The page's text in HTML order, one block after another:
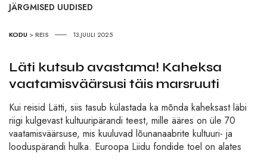
JÄRGMISED UUDISED
KODU >REIS 13.JUULI 2025
Läti kutsub avastama! Kaheksa
vaatamisväärsusi täis marsruuti
Kui reisid Lätti, siis tasub külastada ka mõnda kaheksast läbi
riigi kulgevast kultuuripärandi teest, mille ääres on üle 70
vaatamisväärsuse, mis kuuluvad lõunanaabrite kultuuri- ja
looduspärandi hulka. Euroopa Liidu fondide toel on alates